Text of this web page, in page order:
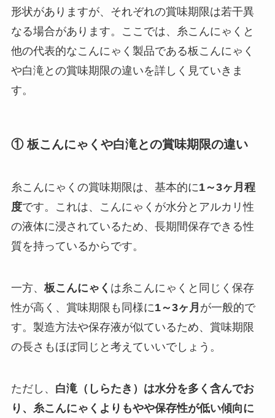
形状がありますが、それぞれの賞味期限は若干異
なる場合があります。ここでは、糸こんにゃくと
他の代表的なこんにゃく製品である板こんにゃく
や白滝との賞味期限の違いを詳しく見ていきま
す。
① 板こんにゃくや白滝との賞味期限の違い
糸こんにゃくの賞味期限は、基本的に1～3ヶ月程
度です。これは、こんにゃくが水分とアルカリ性
の液体に浸されているため、長期間保存できる性
質を持っているからです。
一方、 板こんにゃく は糸こんにゃくと同じく保存
性が高く、賞味期限も同様に1～3ヶ月 が一般的で
す。製造方法や保存液が似ているため、賞味期限
の長さもほぼ同じと考えていいでしょう。
ただし、 白滝（しらたき）は水分を多く含んでお
り、糸こんにゃくよりもやや保存性が低い傾向に